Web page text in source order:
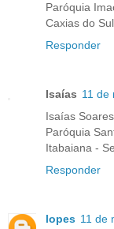
Paróquia
Caxias do
Responder
Isaías 11 de
Isaías Soares
Paróquia
Itabaiana -
Responder
lopes 11 de